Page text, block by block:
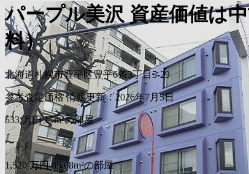
パープル美沢 資産価値は
料）
北海道札幌市豊平区豊平6条3丁目5-29
参考査定価格 情報更新：2026年7月5日
533 万円 15m²の部屋
〜
1,520 万円 35.08m²の部屋